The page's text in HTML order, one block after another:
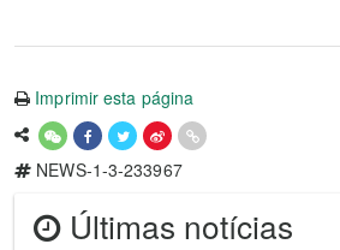
Imprimir esta página
NEWS-1-3-233967
Últimas notícias